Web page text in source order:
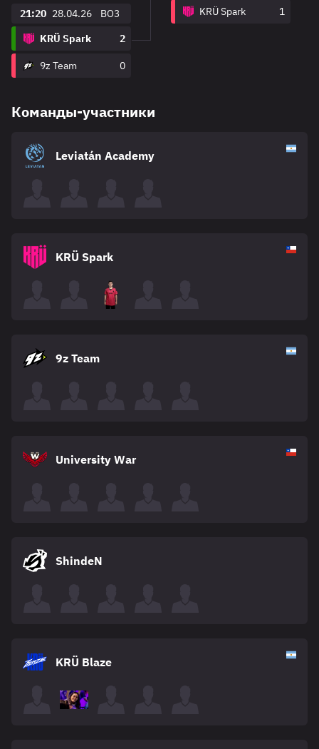
21:20 28.04.26
BO3
KRÜ Spark
2
9z Team 0
KRÜ Spark 1
Команды-участники
Leviatán Academy
KRÜ Spark
9z Team
University War
ShindeN
KRÜ Blaze